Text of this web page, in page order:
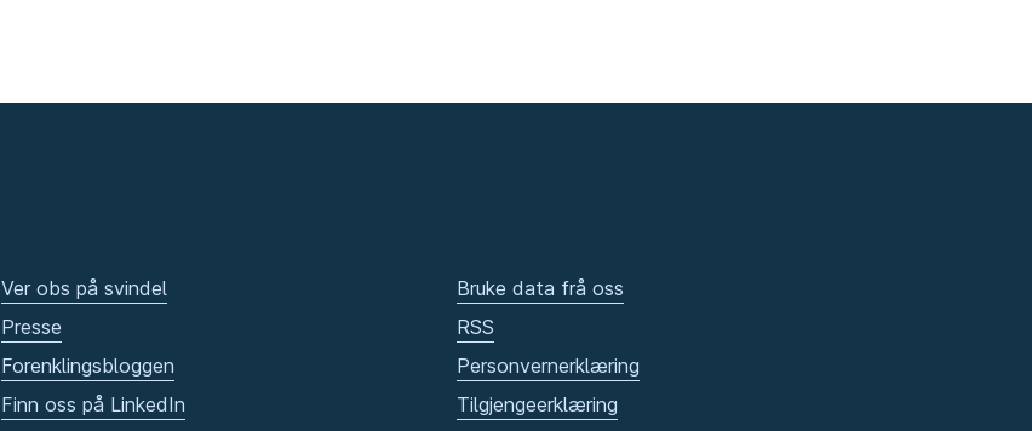
Ver obs på svindel
Presse
Forenklingsbloggen
Finn oss på LinkedIn
Bruke data frå oss
RSS
Personvernerklæring
Tilgjengeerklæring